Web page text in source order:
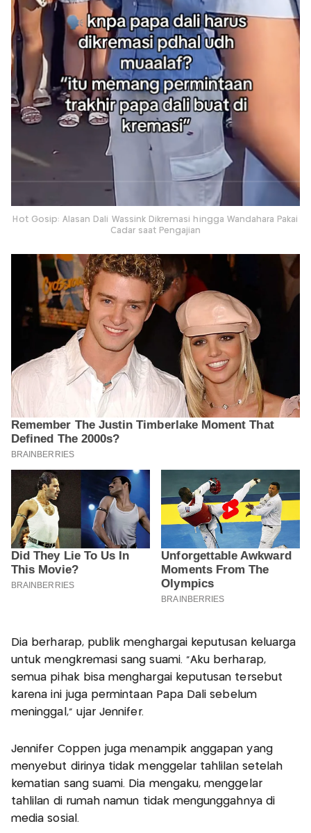
Hot Gosip: Alasan Dali Wassink Dikremasi hingga Wandahara Pakai
Cadar saat Pengajian
Dia berharap, publik menghargai keputusan keluarga
untuk mengkremasi sang suami. “Aku berharap,
semua pihak bisa menghargai keputusan tersebut
karena ini juga permintaan Papa Dali sebelum
meninggal,” ujar Jennifer.
Jennifer Coppen juga menampik anggapan yang
menyebut dirinya tidak menggelar tahlilan setelah
kematian sang suami. Dia mengaku, menggelar
tahlilan di rumah namun tidak mengunggahnya di
media sosial.